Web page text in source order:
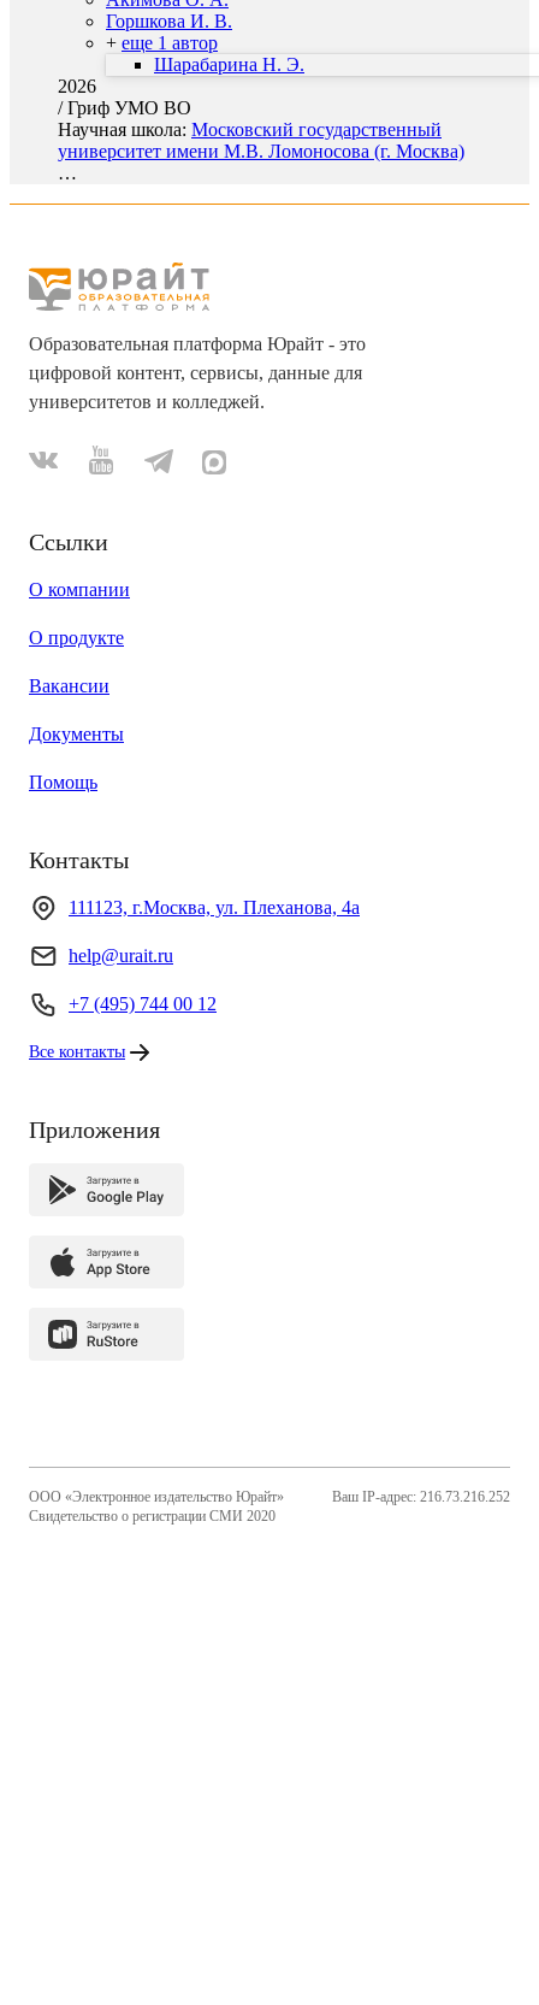
Горшкова И. В.
+ еще 1 автор
Шарабарина Н. Э.
2026
/Гриф УМО ВО
Научная школа: Московский государственный
университет имени М.В. Ломоносова (г. Москва)
…
Образовательная платформа Юрайт - это
цифровой контент, сервисы, данные для
университетов и колледжей.
Ссылки
О компании
О продукте
Вакансии
Документы
Помощь
Контакты
111123, г.Москва, ул. Плеханова, 4а
help@urait.ru
+7 (495) 744 00 12
Все контакты
Приложения
ООО «Электронное издательство Юрайт»
Свидетельство о регистрации СМИ 2020
Ваш IP-адрес: 216.73.216.252